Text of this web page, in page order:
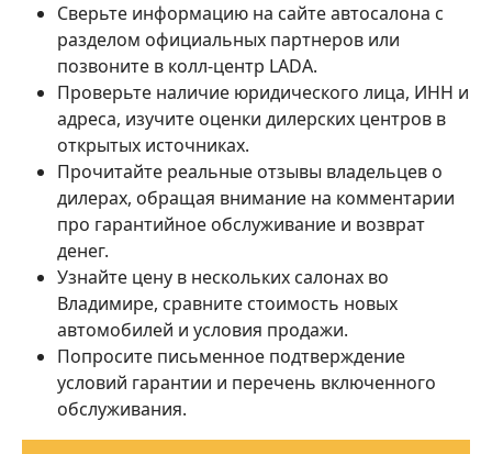
Сверьте информацию на сайте автосалона с
разделом официальных партнеров или
позвоните в колл-центр LADA.
Проверьте наличие юридического лица, ИНН и
адреса, изучите оценки дилерских центров в
открытых источниках.
Прочитайте реальные отзывы владельцев о
дилерах, обращая внимание на комментарии
про гарантийное обслуживание и возврат
денег.
Узнайте цену в нескольких салонах во
Владимире, сравните стоимость новых
автомобилей и условия продажи.
Попросите письменное подтверждение
условий гарантии и перечень включенного
обслуживания.